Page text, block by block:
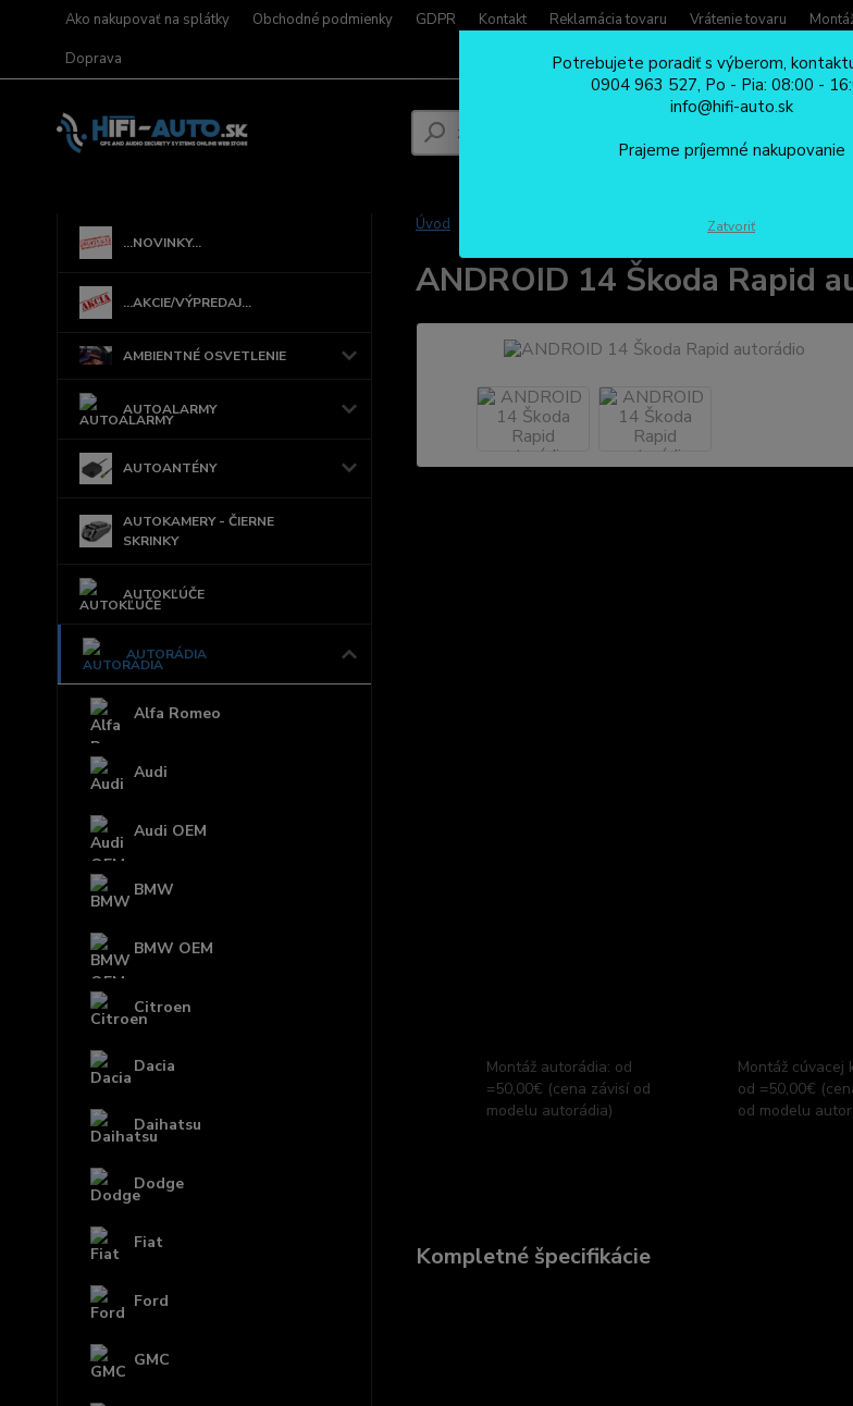
Ako nakupovať na splátky Obchodné podmienky GDPR Kontakt Reklamácia tovaru Vrátenie tovaru
Doprava
...NOVINKY...
...AKCIE/VÝPREDAJ...
AMBIENTNÉ OSVETLENIE
AUTOALARMY
AUTOANTÉNY
AUTOKAMERY - ČIERNE
SKRINKY
AUTOKĽÚČE
AUTORÁDIA
Alfa Romeo
Audi
Audi OEM
BMW
BMW OEM
Citroen
Dacia
Daihatsu
Dodge
Fiat
Ford
GMC
Úvod ANDROID 14 Škoda Rapid autorádio
ANDROID 14 Škoda Rapid
Montáž autorádia: od
=50,00€ (cena závisí od
modelu autorádia)
Montáž cúvacej
od =50,00€
od modelu
Kompletné špecifikácie
Potrebujete poradiť s výberom,
0904 963 527, Po - Pia: 08:00 -
info@hifi-auto.sk
Prajeme príjemné nakupovanie
Zatvoriť